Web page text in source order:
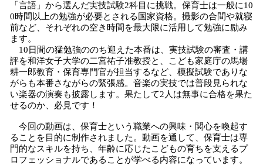
「言語」から選んだ実技試験2科目に挑戦。保育士は一般に10
0時間以上の勉強が必要とされる国家資格。撮影の合間や就寝
前など、それぞれの空き時間を最大限に活用して勉強に励み
ます。
10日間の猛勉強ののち迎えた本番は、実技試験の審査・講
評を和洋女子大学の二宮祐子准教授と、こども家庭庁の馬場
耕一郎教育・保育専門官が担当するなど、模擬試験でありな
がらも本番さながらの緊張感。音楽の実技では普段見られな
い楽器の演奏も披露します。果たして2人は無事に合格を果た
せるのか、必見です！
今回の動画は、保育士という職業への興味・関心を喚起す
ることを目的に制作されました。動画を通して、保育士は専
門的なスキルを持ち、年齢に応じたこどもの育ちを支えるプ
ロフェッショナルであることが学べる内容になっています。